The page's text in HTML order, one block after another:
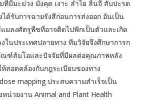
ที่มีมะม่วง มังคุด เงาะ ลำไย ลิ้นจี่ สับปะรด
ด้รับการฉายรังสีก่อนการส่งออก อันเป็น
มลงศัตรูพืชที่อาจติดไปฟักเป็นตัวและเกิด
ในประเทศปลายทาง ทีมวิจัยจึงศึกษาการก
ณฑ์ส้มโอและปัจจัยที่มีผลต่อคุณภาพหลัง
สอดคล้องกับกฎระเบียบของทาง
mapping ประสบความสำเร็จเป็น
น่วยงาน Animal and Plant Health